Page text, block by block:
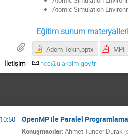
Atomic Simulation
Eğitim sunum
Adem Tekin.pptx
İletişim ncc@ulakbim.gov.tr
10:50 OpenMP ile Paralel
Konuşmacılar: Ahmet Tuncer Durak (